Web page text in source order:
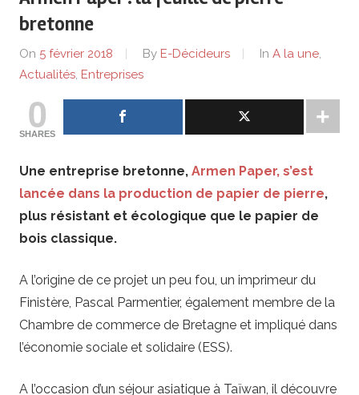
de
lentreprise
et
ses
dirigeants
bretonne
On 5 février 2018 By E-Décideurs In A la une,
Actualités, Entreprises
0
SHARES
Une entreprise bretonne, Armen Paper, s’est
lancée dans la production de papier de pierre,
plus résistant et écologique que le papier de
bois classique.
A l’origine de ce projet un peu fou, un imprimeur du
Finistère, Pascal Parmentier, également membre de la
Chambre de commerce de Bretagne et impliqué dans
l’économie sociale et solidaire (ESS).
A l’occasion d’un séjour asiatique à Taïwan, il découvre